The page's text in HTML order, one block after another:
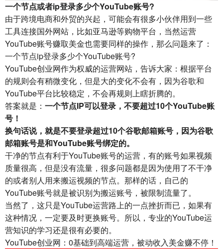
一个节点或者ip登录多少个YouTube账号?
由于跨境电商和外贸的兴起，可能会有很多小伙伴用到一些
工具连接国外网站，比如亚马逊等购物平台，当然运营
YouTube账号赚取美金也需要同样的操作，那么问题来了：
一个节点ip登录多少个YouTube账号?
YouTube创业网作为权威的运营网站，告诉大家：根据平台
的规则会有稍微变化，但是大的变化不会有，因为谷歌和
YouTube平台比较稳定，不会再规则上瞎折腾的。
答案就是： 一个节点IP可以登录，不要超过10个YouTube账
号！
换句话说，就是不要登录超过10个谷歌邮箱账号，因为谷歌
邮箱账号是和YouTube账号绑定的。
干净的节点有利于YouTube账号的运营，有的账号如果视频
质量很高，但是没有流量，很多问题都是因为使用了不干净
的或者别人用来搬运视频的节点。那样的话，自己的
YouTube账号就是被识别为搬运账号，被限制流量了。
当然了，这只是YouTube运营路上的一点挫折而已，如果有
这种情况，一定要及时更换账号。所以，专业的YouTube运
营知识的学习还是很有必要的。
YouTube创业网：0基础到高端运营，被动收入美金赚不停！